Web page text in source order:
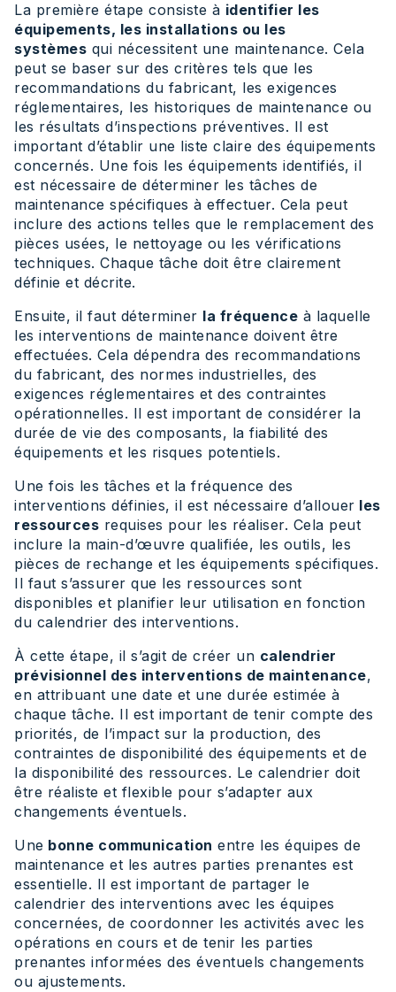
La première étape consiste à identifier les
équipements, les installations ou les
systèmes qui nécessitent une maintenance. Cela
peut se baser sur des critères tels que les
recommandations du fabricant, les exigences
réglementaires, les historiques de maintenance ou
les résultats d’inspections préventives. Il est
important d’établir une liste claire des équipements
concernés. Une fois les équipements identifiés, il
est nécessaire de déterminer les tâches de
maintenance spécifiques à effectuer. Cela peut
inclure des actions telles que le remplacement des
pièces usées, le nettoyage ou les vérifications
techniques. Chaque tâche doit être clairement
définie et décrite.
Ensuite, il faut déterminer la fréquence à laquelle
les interventions de maintenance doivent être
effectuées. Cela dépendra des recommandations
du fabricant, des normes industrielles, des
exigences réglementaires et des contraintes
opérationnelles. Il est important de considérer la
durée de vie des composants, la fiabilité des
équipements et les risques potentiels.
Une fois les tâches et la fréquence des
interventions définies, il est nécessaire d’allouer les
ressources requises pour les réaliser. Cela peut
inclure la main-d’œuvre qualifiée, les outils, les
pièces de rechange et les équipements spécifiques.
Il faut s’assurer que les ressources sont
disponibles et planifier leur utilisation en fonction
du calendrier des interventions.
À cette étape, il s’agit de créer un calendrier
prévisionnel des interventions de maintenance,
en attribuant une date et une durée estimée à
chaque tâche. Il est important de tenir compte des
priorités, de l’impact sur la production, des
contraintes de disponibilité des équipements et de
la disponibilité des ressources. Le calendrier doit
être réaliste et flexible pour s’adapter aux
changements éventuels.
Une bonne communication entre les équipes de
maintenance et les autres parties prenantes est
essentielle. Il est important de partager le
calendrier des interventions avec les équipes
concernées, de coordonner les activités avec les
opérations en cours et de tenir les parties
prenantes informées des éventuels changements
ou ajustements.